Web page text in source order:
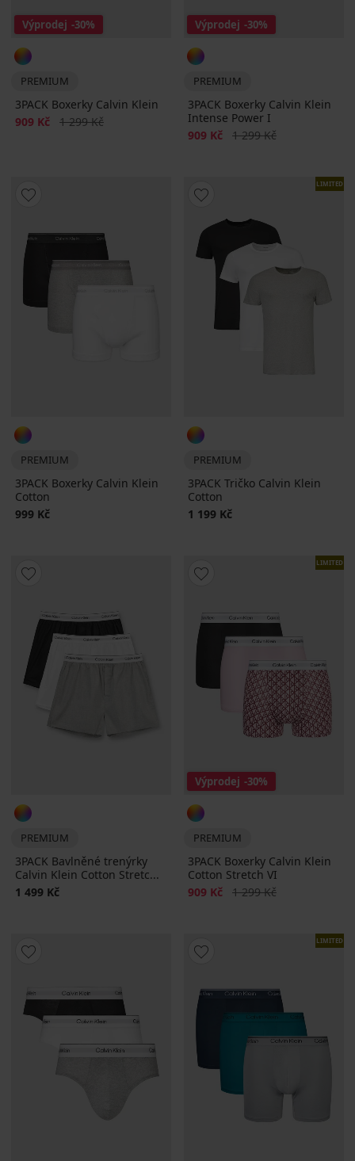
Výprodej -30%
PREMIUM
3PACK Boxerky Calvin Klein
Sleva
909 Kč Původní cena
1 299 Kč
Výprodej -30%
PREMIUM
3PACK Boxerky Calvin Klein
Intense Power I
Sleva
909 Kč Původní cena
1 299 Kč
PREMIUM
3PACK Boxerky Calvin Klein
Cotton
999 Kč
LIMITED
PREMIUM
3PACK Tričko Calvin Klein
Cotton
1 199 Kč
PREMIUM
3PACK Bavlněné trenýrky
Calvin Klein Cotton Stretc...
1 499 Kč
LIMITED
Výprodej -30%
PREMIUM
3PACK Boxerky Calvin Klein
Cotton Stretch VI
Sleva
909 Kč Původní cena
1 299 Kč
LIMITED